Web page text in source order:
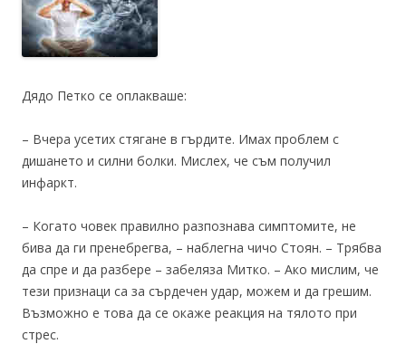
Дядо Петко се оплакваше:
– Вчера усетих стягане в гърдите. Имах проблем с
дишането и силни болки. Мислех, че съм получил
инфаркт.
– Когато човек правилно разпознава симптомите, не
бива да ги пренебрегва, – наблегна чичо Стоян. – Трябва
да спре и да разбере – забеляза Митко. – Ако мислим, че
тези признаци са за сърдечен удар, можем и да грешим.
Възможно е това да се окаже реакция на тялото при
стрес.